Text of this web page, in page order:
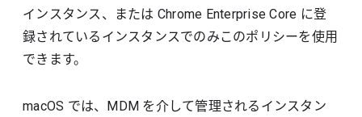
インスタンス、または Chrome Enterprise Core に登
録されているインスタンスでのみこのポリシーを使用
できます。
macOS では、MDM を介して管理されるインスタン